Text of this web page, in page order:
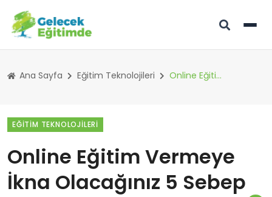
Ana Sayfa Eğitim Teknolojileri Online Eğitim Vermeye İkna Olacağınız 5 Sebep
EĞITIM TEKNOLOJILERI
Online Eğitim Vermeye
İkna Olacağınız 5 Sebep